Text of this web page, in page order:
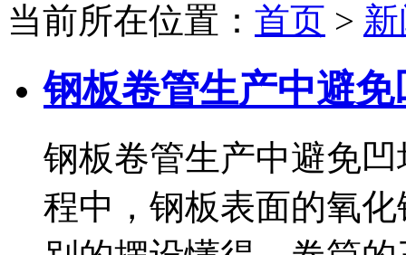
当前所在位置： 首页 >
钢板卷管生产中避
钢板卷管生产中避免
程中，钢板表面的氧